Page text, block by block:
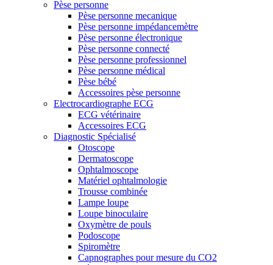
Pèse personne
Pèse personne mecanique
Pèse personne impédancemètre
Pèse personne électronique
Pèse personne connecté
Pèse personne professionnel
Pèse personne médical
Pèse bébé
Accessoires pèse personne
Electrocardiographe ECG
ECG vétérinaire
Accessoires ECG
Diagnostic Spécialisé
Otoscope
Dermatoscope
Ophtalmoscope
Matériel ophtalmologie
Trousse combinée
Lampe loupe
Loupe binoculaire
Oxymètre de pouls
Podoscope
Spiromètre
Capnographes pour mesure du CO2